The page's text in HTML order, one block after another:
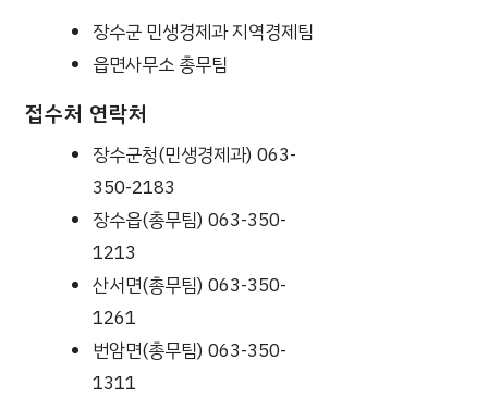
장수군 민생경제과 지역경제팀
읍면사무소 총무팀
접수처 연락처
장수군청(민생경제과) 063-
350-2183
장수읍(총무팀) 063-350-
1213
산서면(총무팀) 063-350-
1261
번암면(총무팀) 063-350-
1311